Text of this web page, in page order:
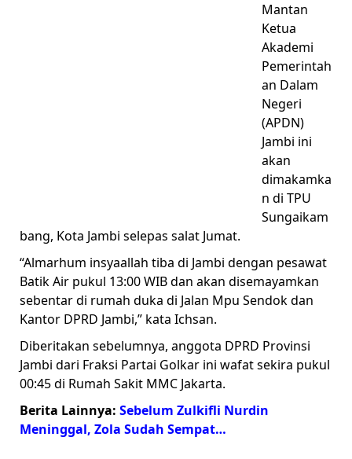
Mantan
Ketua
Akademi
Pemerintah
an Dalam
Negeri
(APDN)
Jambi ini
akan
dimakamka
n di TPU
Sungaikam
bang, Kota Jambi selepas salat Jumat.
“Almarhum insyaallah tiba di Jambi dengan pesawat
Batik Air pukul 13:00 WIB dan akan disemayamkan
sebentar di rumah duka di Jalan Mpu Sendok dan
Kantor DPRD Jambi,” kata Ichsan.
Diberitakan sebelumnya, anggota DPRD Provinsi
Jambi dari Fraksi Partai Golkar ini wafat sekira pukul
00:45 di Rumah Sakit MMC Jakarta.
Berita Lainnya: Sebelum Zulkifli Nurdin
Meninggal, Zola Sudah Sempat…